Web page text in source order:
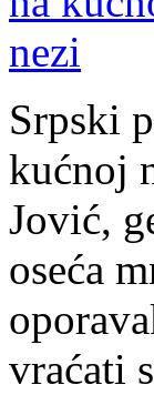
Srpski
kućnoj
Jović,
oseća
vraćati